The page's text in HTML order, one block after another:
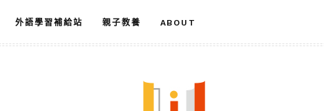
外語學習補給站 親子教養 ABOUT